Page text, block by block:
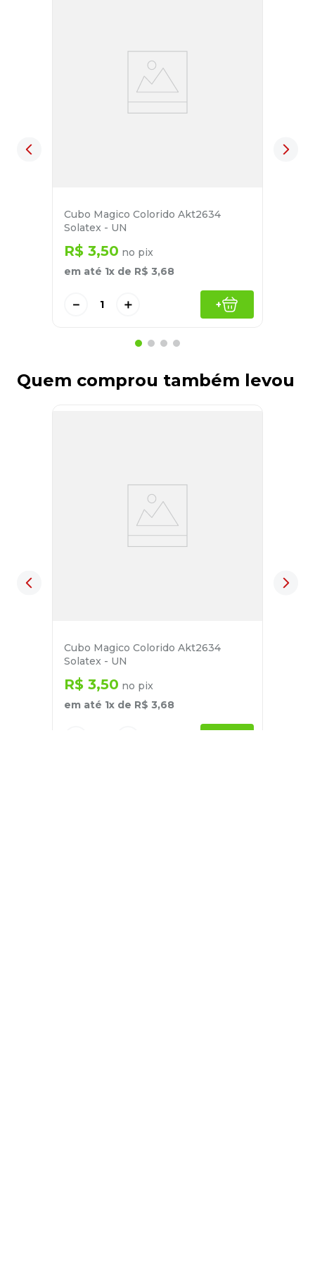
Cubo Magico Colorido Akt2634
Solatex - UN
R$ 3,50 no pix
em até 1x de R$ 3,68
＋
－ +
Quem comprou também levou
Cubo Magico Colorido Akt2634
Solatex - UN
R$ 3,50 no pix
em até 1x de R$ 3,68